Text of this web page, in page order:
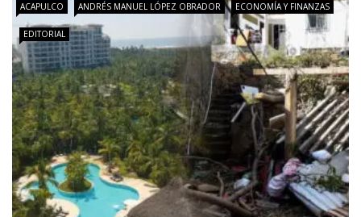
ACAPULCO ANDRÉS MANUEL LÓPEZ OBRADOR ECONOMÍA Y FINANZAS
EDITORIAL